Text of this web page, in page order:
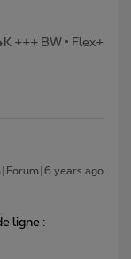
+++ BW • Flex+
years ago
ligne :